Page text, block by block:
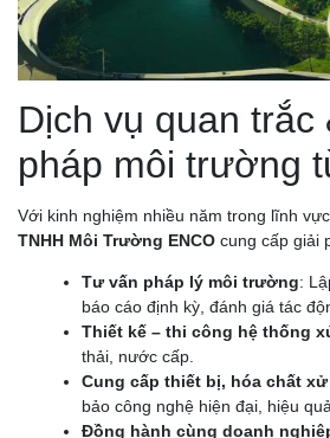
Dịch vụ quan trắc
pháp môi trường
Với kinh nghiệm nhiều năm trong lĩnh
TNHH Môi Trường ENCO cung cấp giải
Tư vấn pháp lý môi trường:
báo cáo định kỳ, đánh giá tác
Thiết kế – thi công hệ thống
thải, nước cấp.
Cung cấp thiết bị, hóa chất
bảo công nghệ hiện đại, hiệu
Đồng hành cùng doanh